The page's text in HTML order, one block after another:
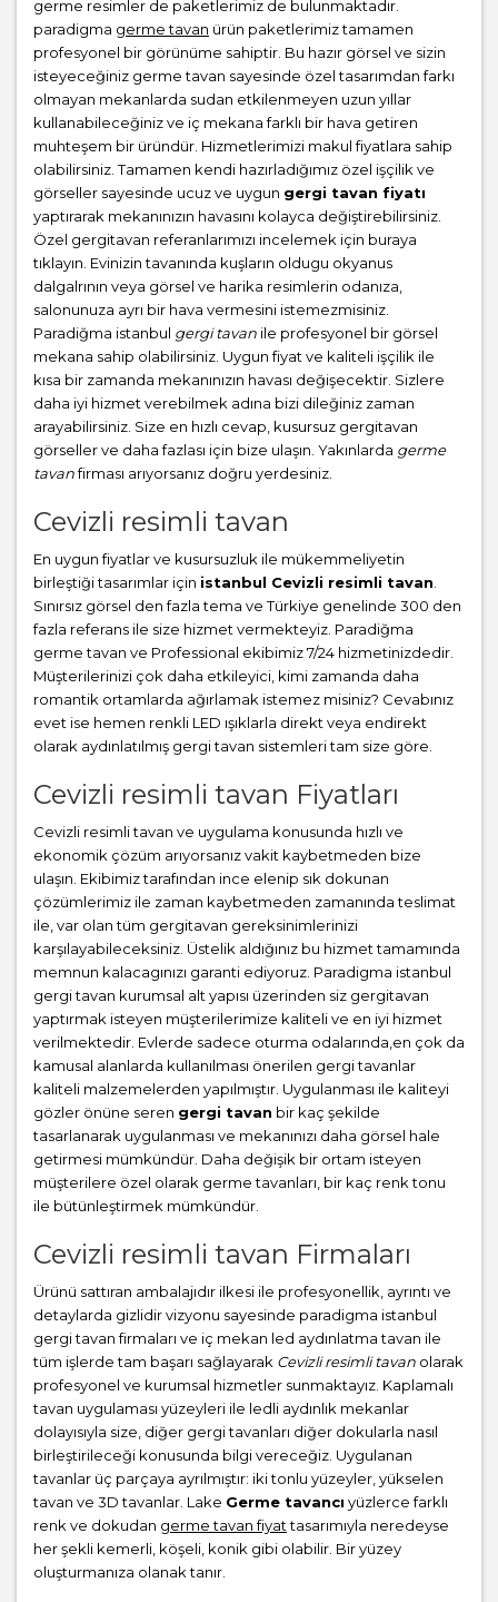
germe resimler de paketlerimiz de bulunmaktadır.
paradigma germe tavan ürün paketlerimiz tamamen
profesyonel bir görünüme sahiptir. Bu hazır görsel ve sizin
isteyeceğiniz germe tavan sayesinde özel tasarımdan farkı
olmayan mekanlarda sudan etkilenmeyen uzun yıllar
kullanabileceğiniz ve iç mekana farklı bir hava getiren
muhteşem bir üründür. Hizmetlerimizi makul fiyatlara sahip
olabilirsiniz. Tamamen kendi hazırladığımız özel işçilik ve
görseller sayesinde ucuz ve uygun gergi tavan fiyatı
yaptırarak mekanınızın havasını kolayca değiştirebilirsiniz.
Özel gergitavan referanlarımızı incelemek için buraya
tıklayın. Evinizin tavanında kuşların oldugu okyanus
dalgalrının veya görsel ve harika resimlerin odanıza,
salonunuza ayrı bir hava vermesini istemezmisiniz.
Paradiğma istanbul gergi tavan ile profesyonel bir görsel
mekana sahip olabilirsiniz. Uygun fiyat ve kaliteli işçilik ile
kısa bir zamanda mekanınızın havası değişecektir. Sizlere
daha iyi hizmet verebilmek adına bizi dileğiniz zaman
arayabilirsiniz. Size en hızlı cevap, kusursuz gergitavan
görseller ve daha fazlası için bize ulaşın. Yakınlarda germe
tavanfirması arıyorsanız doğru yerdesiniz.
Cevizli resimli tavan
En uygun fiyatlar ve kusursuzluk ile mükemmeliyetin
birleştiği tasarımlar için istanbul Cevizli resimli tavan
Sınırsız görsel den fazla tema ve Türkiye genelinde 300 den
fazla referans ile size hizmet vermekteyiz. Paradiğma
germe tavan ve Professional ekibimiz 7/24 hizmetinizdedir.
Müşterilerinizi çok daha etkileyici, kimi zamanda daha
romantik ortamlarda ağırlamak istemez misiniz? Cevabınız
evet ise hemen renkli LED ışıklarla direkt veya endirekt
olarak aydınlatılmış gergi tavan sistemleri tam size göre.
Cevizli resimli tavan Fiyatları
Cevizli resimli tavan ve uygulama konusunda hızlı ve
ekonomik çözüm arıyorsanız vakit kaybetmeden bize
ulaşın. Ekibimiz tarafından ince elenip sık dokunan
çözümlerimiz ile zaman kaybetmeden zamanında teslimat
ile, var olan tüm gergitavan gereksinimlerinizi
karşılayabileceksiniz. Üstelik aldığınız bu hizmet tamamında
memnun kalacagınızı garanti ediyoruz. Paradigma istanbul
gergi tavan kurumsal alt yapısı üzerinden siz gergitavan
yaptırmak isteyen müşterilerimize kaliteli ve en iyi hizmet
verilmektedir. Evlerde sadece oturma odalarında,en çok da
kamusal alanlarda kullanılması önerilen gergi tavanlar
kaliteli malzemelerden yapılmıştır. Uygulanması ile kaliteyi
gözler önüne seren gergi tavan bir kaç şekilde
tasarlanarak uygulanması ve mekanınızı daha görsel hale
getirmesi mümkündür. Daha değişik bir ortam isteyen
müşterilere özel olarak germe tavanları, bir kaç renk tonu
ile bütünleştirmek mümkündür.
Cevizli resimli tavan Firmaları
Ürünü sattıran ambalajıdır ilkesi ile profesyonellik, ayrıntı ve
detaylarda gizlidir vizyonu sayesinde paradigma istanbul
gergi tavan firmaları ve iç mekan led aydınlatma tavan ile
tüm işlerde tam başarı sağlayarak Cevizli resimli tavan olarak
profesyonel ve kurumsal hizmetler sunmaktayız. Kaplamalı
tavan uygulaması yüzeyleri ile ledli aydınlık mekanlar
dolayısıyla size, diğer gergi tavanları diğer dokularla nasıl
birleştirileceği konusunda bilgi vereceğiz. Uygulanan
tavanlar üç parçaya ayrılmıştır: iki tonlu yüzeyler, yükselen
tavan ve 3D tavanlar. Lake Germe tavancı yüzlerce farklı
renk ve dokudan germe tavan fiyattasarımıyla neredeyse
her şekli kemerli, köşeli, konik gibi olabilir. Bir yüzey
oluşturmanıza olanak tanır.